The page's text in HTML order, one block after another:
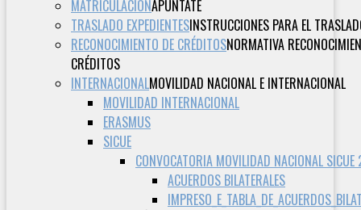
MATRICULACIÓNAPÚNTATE
TRASLADO EXPEDIENTESINSTRUCCIONES PARA EL
RECONOCIMIENTO DE CRÉDITOSNORMATIVA
CRÉDITOS
INTERNACIONALMOVILIDAD NACIONAL E INTERNACIONAL
MOVILIDAD INTERNACIONAL
ERASMUS
SICUE
CONVOCATORIA MOVILIDAD NACIONAL
ACUERDOS BILATERALES